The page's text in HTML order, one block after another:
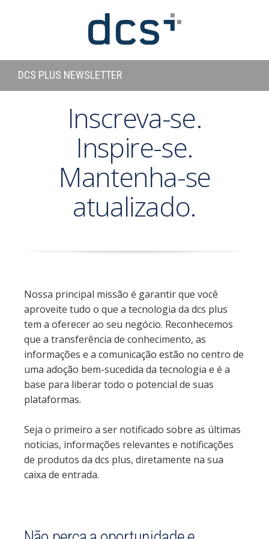
DCS PLUS NEWSLETTER
Inscreva-se.
Inspire-se.
Mantenha-se
atualizado.
Nossa principal missão é garantir que você
aproveite tudo o que a tecnologia da dcs plus
tem a oferecer ao seu negócio. Reconhecemos
que a transferência de conhecimento, as
informações e a comunicação estão no centro de
uma adoção bem-sucedida da tecnologia e é a
base para liberar todo o potencial de suas
plataformas.
Seja o primeiro a ser notificado sobre as últimas
notícias, informações relevantes e notificações
de produtos da dcs plus, diretamente na sua
caixa de entrada.